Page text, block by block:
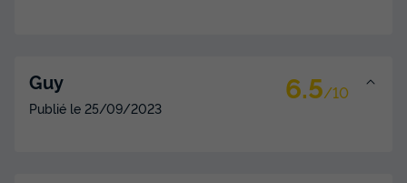
Guy 6.5/10
Publié le 25/09/2023